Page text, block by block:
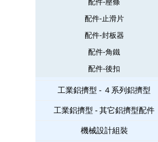
配件-壓條
配件-止滑片
配件-封板器
配件-角鐵
配件-後扣
工業鋁擠型 - ４系列鋁擠型
工業鋁擠型 - 其它鋁擠型配件
機械設計組裝